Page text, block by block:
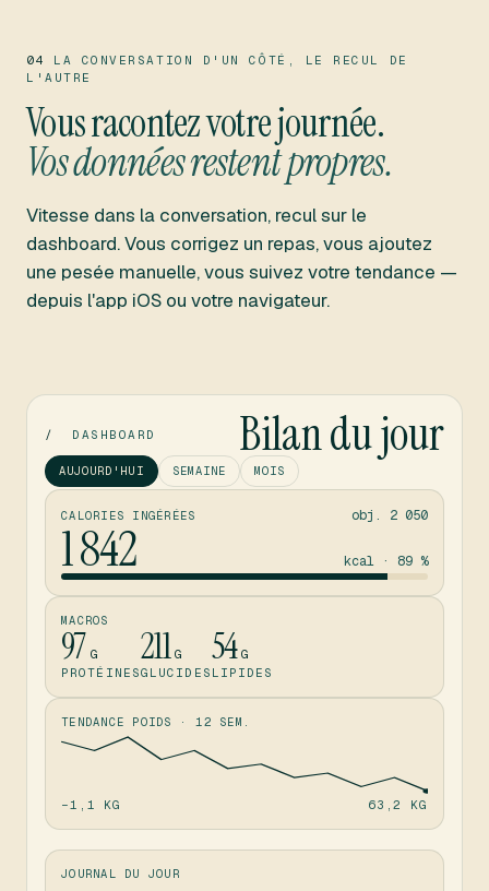
04
LA CONVERSATION D'UN CÔTÉ, LE RECUL DE
L'AUTRE
Vous racontez votre journée.
Vos données restent propres.
Vitesse dans la conversation, recul sur le
dashboard. Vous corrigez un repas, vous ajoutez
une pesée manuelle, vous suivez votre tendance —
depuis l'app iOS ou votre navigateur.
/ DASHBOARD Bilan du jour
AUJOURD'HUI SEMAINE MOIS
CALORIES INGÉRÉES obj. 2 050
1 842 kcal · 89 %
MACROS
97 G
PROTÉINES
211 G
GLUCIDES
54 G
LIPIDES
TENDANCE POIDS · 12 SEM.
−1,1 KG 63,2 KG
JOURNAL DU JOUR